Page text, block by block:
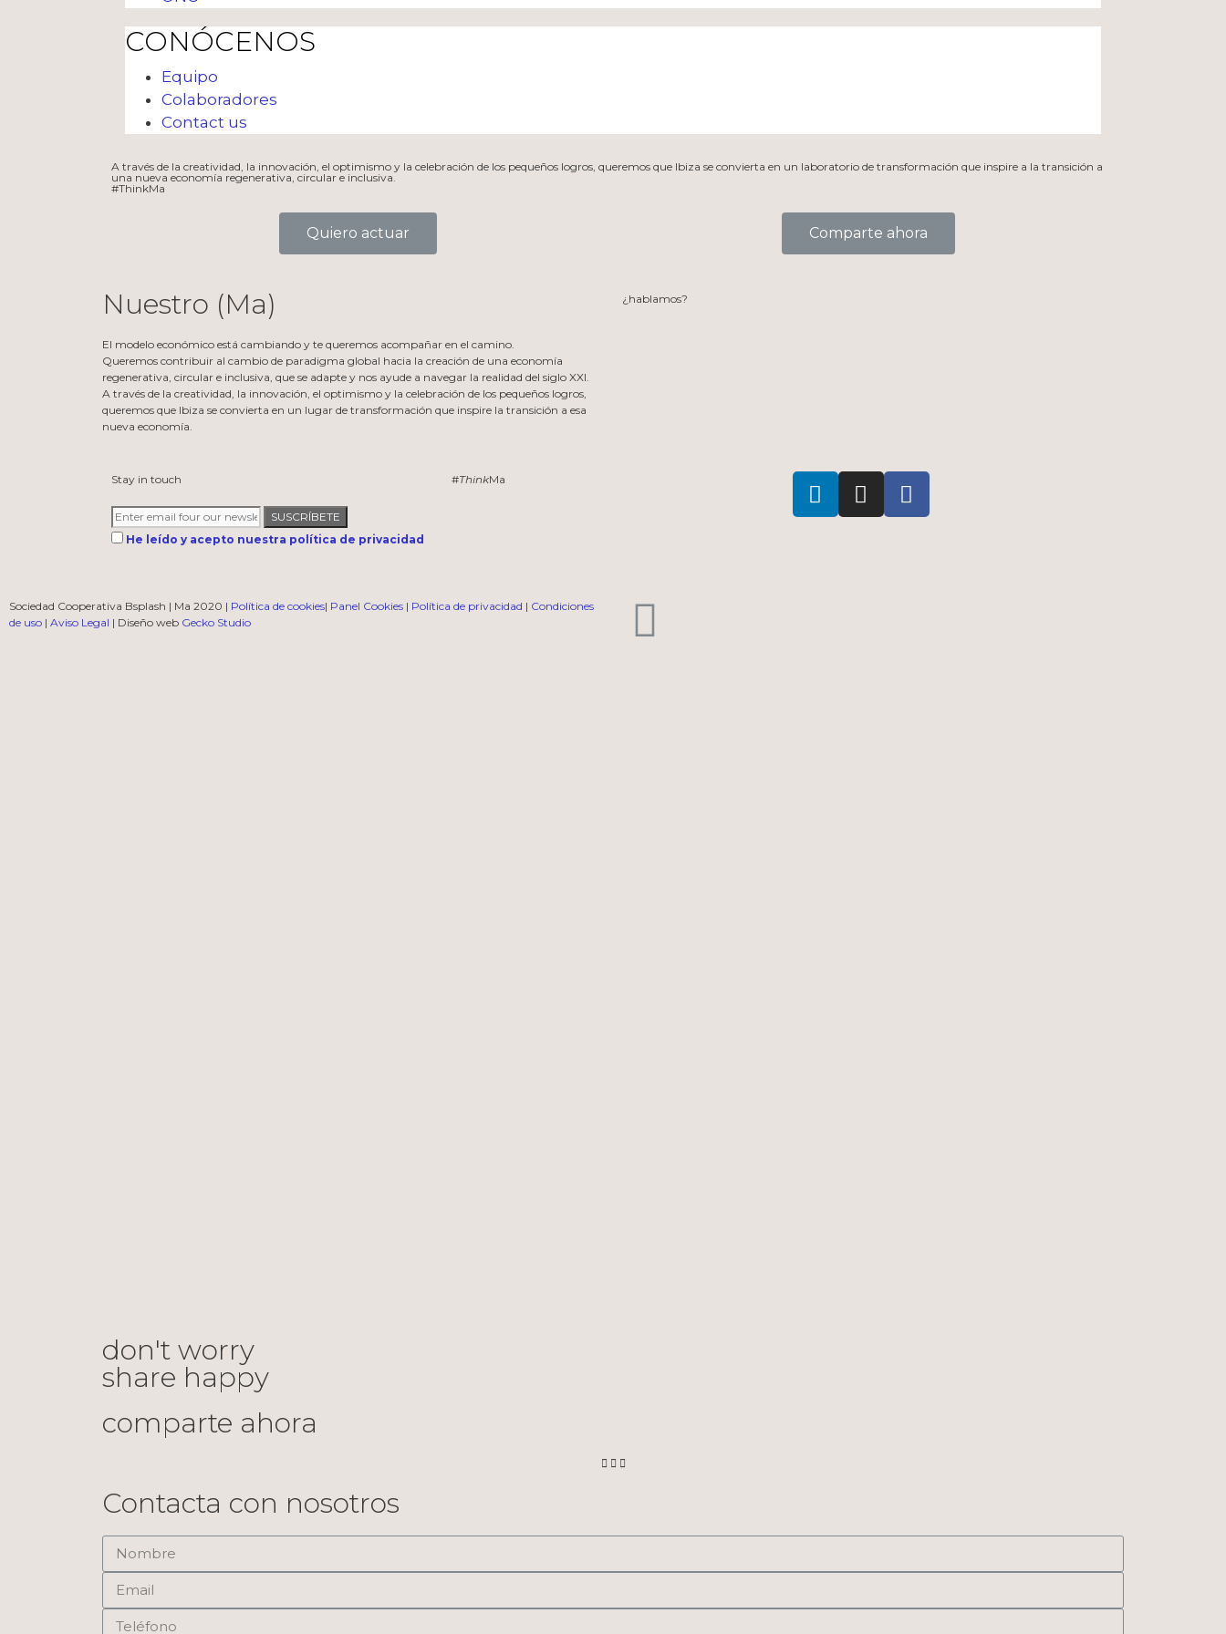
CONÓCENOS
Equipo
Colaboradores
Contact us
A través de la creatividad, la innovación, el optimismo y la celebración de los pequeños logros, queremos que Ibiza se convierta en un laboratorio de transformación que inspire a la transición a
una nueva economía regenerativa, circular e inclusiva.
#ThinkMa
Quiero actuar Comparte ahora
Nuestro (Ma)
El modelo económico está cambiando y te queremos acompañar en el camino.
Queremos contribuir al cambio de paradigma global hacia la creación de una economía
regenerativa, circular e inclusiva, que se adapte y nos ayude a navegar la realidad del siglo XXI.
A través de la creatividad, la innovación, el optimismo y la celebración de los pequeños logros,
queremos que Ibiza se convierta en un lugar de transformación que inspire la transición a esa
nueva economía.
¿hablamos?
Stay in touch
SUSCRÍBETE
He leído y acepto nuestra política de privacidad
#ThinkMa
Sociedad Cooperativa Bsplash | Ma 2020 | Política de cookies| Panel Cookies | Política de privacidad | Condiciones
de uso | Aviso Legal | Diseño web Gecko Studio
don't worry
share happy
comparte ahora
Contacta con nosotros